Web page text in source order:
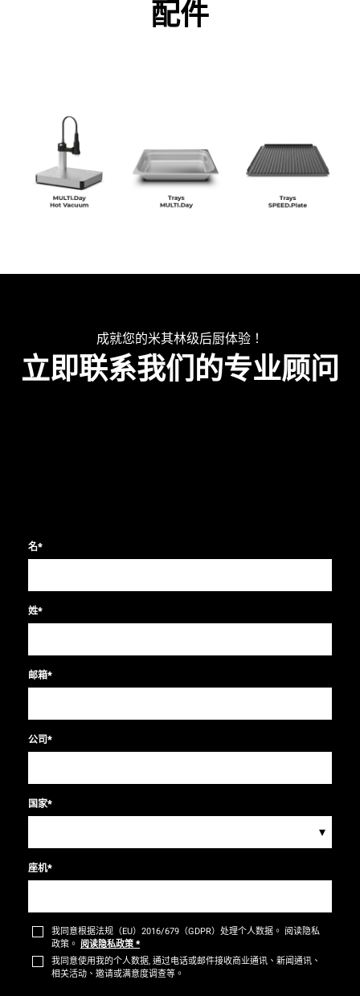
配件
成就您的米其林级后厨体验！
立即联系我们的专业顾问
名*
姓*
邮箱*
公司*
国家*
▾
座机*
我同意根据法规（EU）2016/679（GDPR）处理个人数据。 阅读隐私
政策。 阅读隐私政策 *
我同意使用我的个人数据, 通过电话或邮件接收商业通讯、新闻通讯、
相关活动、邀请或满意度调查等。